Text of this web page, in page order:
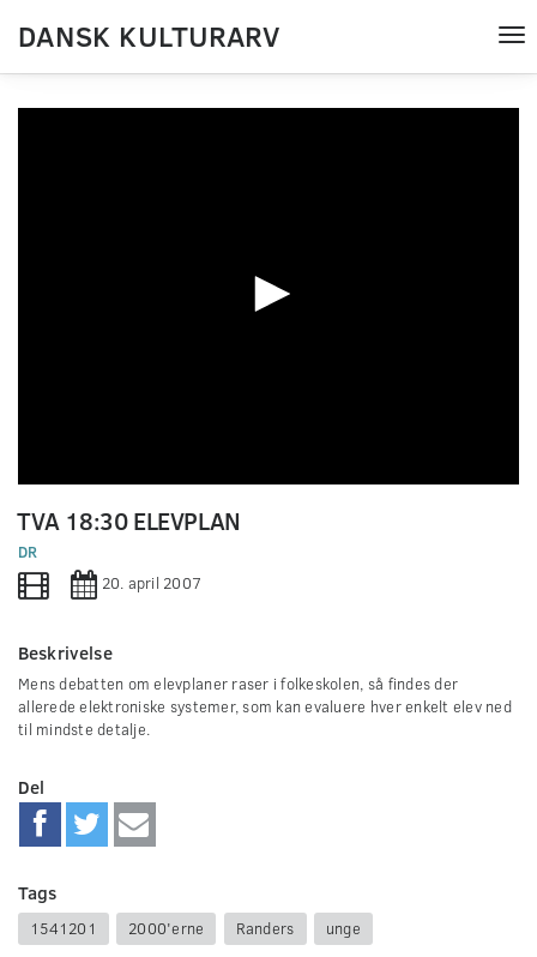
DANSK KULTURARV
seconds
of
0
seconds
TVA 18:30 ELEVPLAN
DR
20. april 2007
Beskrivelse
Mens debatten om elevplaner raser i folkeskolen, så findes der
allerede elektroniske systemer, som kan evaluere hver enkelt elev ned
til mindste detalje.
Del
Tags
1541201 2000'erne Randers unge